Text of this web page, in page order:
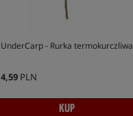
UnderCarp - Rurka termokurczliwa
4,59PLN
KUP